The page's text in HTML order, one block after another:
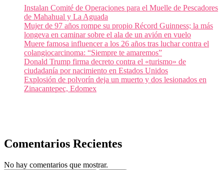
Instalan Comité de Operaciones para el Muelle de Pescadores
de Mahahual y La Aguada
Mujer de 97 años rompe su propio Récord Guinness; la más
longeva en caminar sobre el ala de un avión en vuelo
Muere famosa influencer a los 26 años tras luchar contra el
colangiocarcinoma: “Siempre te amaremos”
Donald Trump firma decreto contra el «turismo» de
ciudadanía por nacimiento en Estados Unidos
Explosión de polvorín deja un muerto y dos lesionados en
Zinacantepec, Edomex
Comentarios Recientes
No hay comentarios que mostrar.